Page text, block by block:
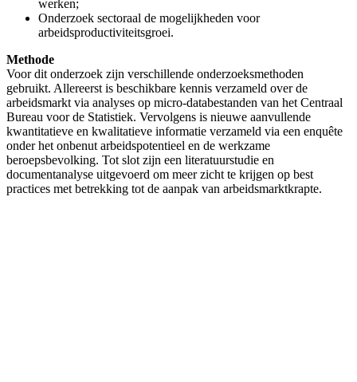
werken;
Onderzoek sectoraal de mogelijkheden voor
arbeidsproductiviteitsgroei.
Methode
Voor dit onderzoek zijn verschillende onderzoeksmethoden
gebruikt. Allereerst is beschikbare kennis verzameld over de
arbeidsmarkt via analyses op micro-databestanden van het Centraal
Bureau voor de Statistiek. Vervolgens is nieuwe aanvullende
kwantitatieve en kwalitatieve informatie verzameld via een enquête
onder het onbenut arbeidspotentieel en de werkzame
beroepsbevolking. Tot slot zijn een literatuurstudie en
documentanalyse uitgevoerd om meer zicht te krijgen op best
practices met betrekking tot de aanpak van arbeidsmarktkrapte.